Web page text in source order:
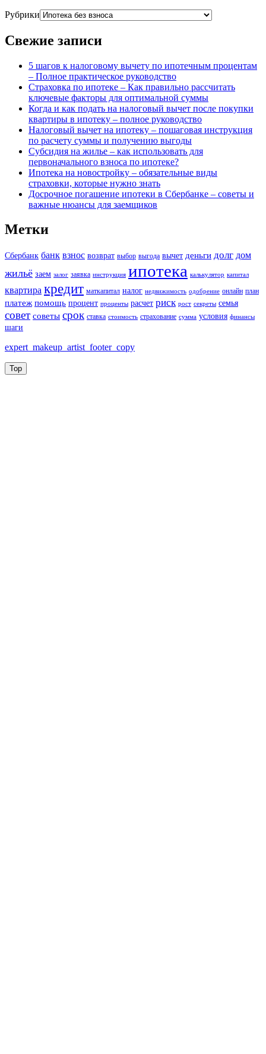
Рубрики
Свежие записи
5 шагов к налоговому вычету по ипотечным процентам
– Полное практическое руководство
Страховка по ипотеке – Как правильно рассчитать
ключевые факторы для оптимальной суммы
Когда и как подать на налоговый вычет после покупки
квартиры в ипотеку – полное руководство
Налоговый вычет на ипотеку – пошаговая инструкция
по расчету суммы и получению выгоды
Субсидия на жилье – как использовать для
первоначального взноса по ипотеке?
Ипотека на новостройку – обязательные виды
страховки, которые нужно знать
Досрочное погашение ипотеки в Сбербанке – советы и
важные нюансы для заемщиков
Метки
Сбербанк банк взнос возврат выбор выгода вычет деньги долг дом
жильё заем залог заявка инструкция ипотека калькулятор капитал
квартира кредит маткапитал налог недвижимость одобрение онлайн план
платеж помощь процент проценты расчет риск рост секреты семья
совет советы срок ставка стоимость страхование сумма условия финансы
шаги
expert_makeup_artist_footer_copy
Top